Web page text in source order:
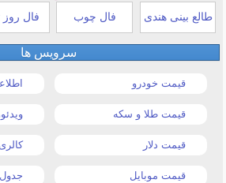
طالع بینی هندی فال چوب فال روز
سرویس ها
قیمت خودرو
قیمت طلا و سکه
قیمت دلار
قیمت موبایل